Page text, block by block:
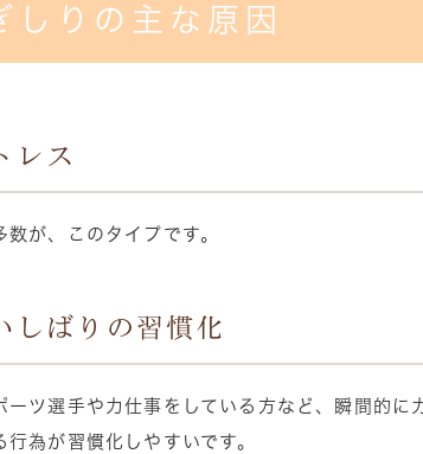
しりの主な原因
レス
数が、このタイプです。
しばりの習慣化
ーツ選手や力仕事をしている方など、瞬間的に
行為が習慣化しやすいです。